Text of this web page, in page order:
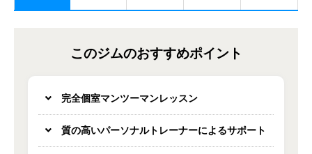
このジムのおすすめポイント
完全個室マンツーマンレッスン
質の高いパーソナルトレーナーによるサポート